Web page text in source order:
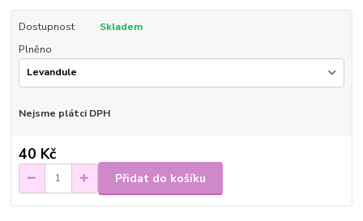
Dostupnost
Skladem
Plněno
Nejsme plátci DPH
40 Kč
Přidat do košíku